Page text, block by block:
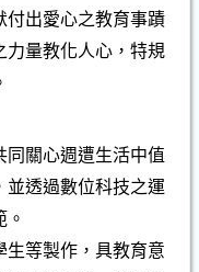
付出愛心之教育事蹟
力量教化人心，特規
同關心週遭生活中值
並透過數位科技之運
生等製作，具教育意